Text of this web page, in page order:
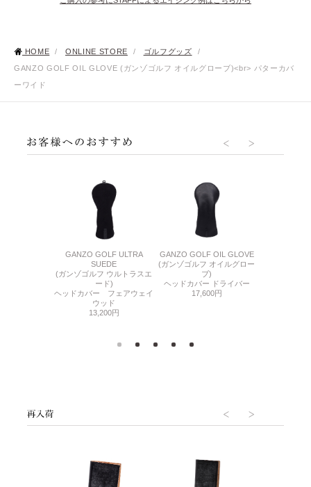
HOME / ONLINE STORE / ゴルフグッズ
/
GANZO GOLF OIL GLOVE (ガンゾゴルフ オイルグローブ)<br> パターカバ
ーワイド
GANZO GOLF ULTRA
SUEDE
(ガンゾゴルフ ウルトラスエ
ード)
ヘッドカバー フェアウェイ
ウッド
13,200円
GANZO GOLF OIL GLOVE
(ガンゾゴルフ オイルグロー
ブ)
ヘッドカバー ドライバー
17,600円